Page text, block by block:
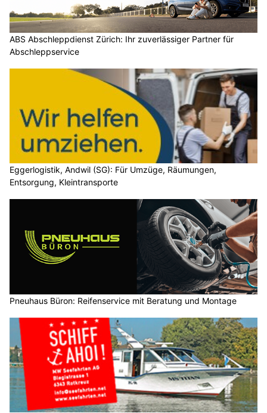
ABS Abschleppdienst Zürich: Ihr zuverlässiger Partner für
Abschleppservice
Eggerlogistik, Andwil (SG): Für Umzüge, Räumungen,
Entsorgung, Kleintransporte
Pneuhaus Büron: Reifenservice mit Beratung und Montage